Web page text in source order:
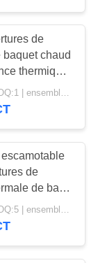
96
de
110
de
baquet chaud
thermique
le matériel
negotiate MOQ:1 | ensemble 100
de
de bain
la
baquet
negotiate MOQ:5 | ensemble 100